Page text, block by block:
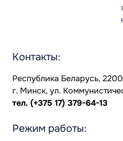
Контакты:
Республика Беларусь,
г. Минск, ул.
тел. (+375 17) 379-64-13
Режим работы: